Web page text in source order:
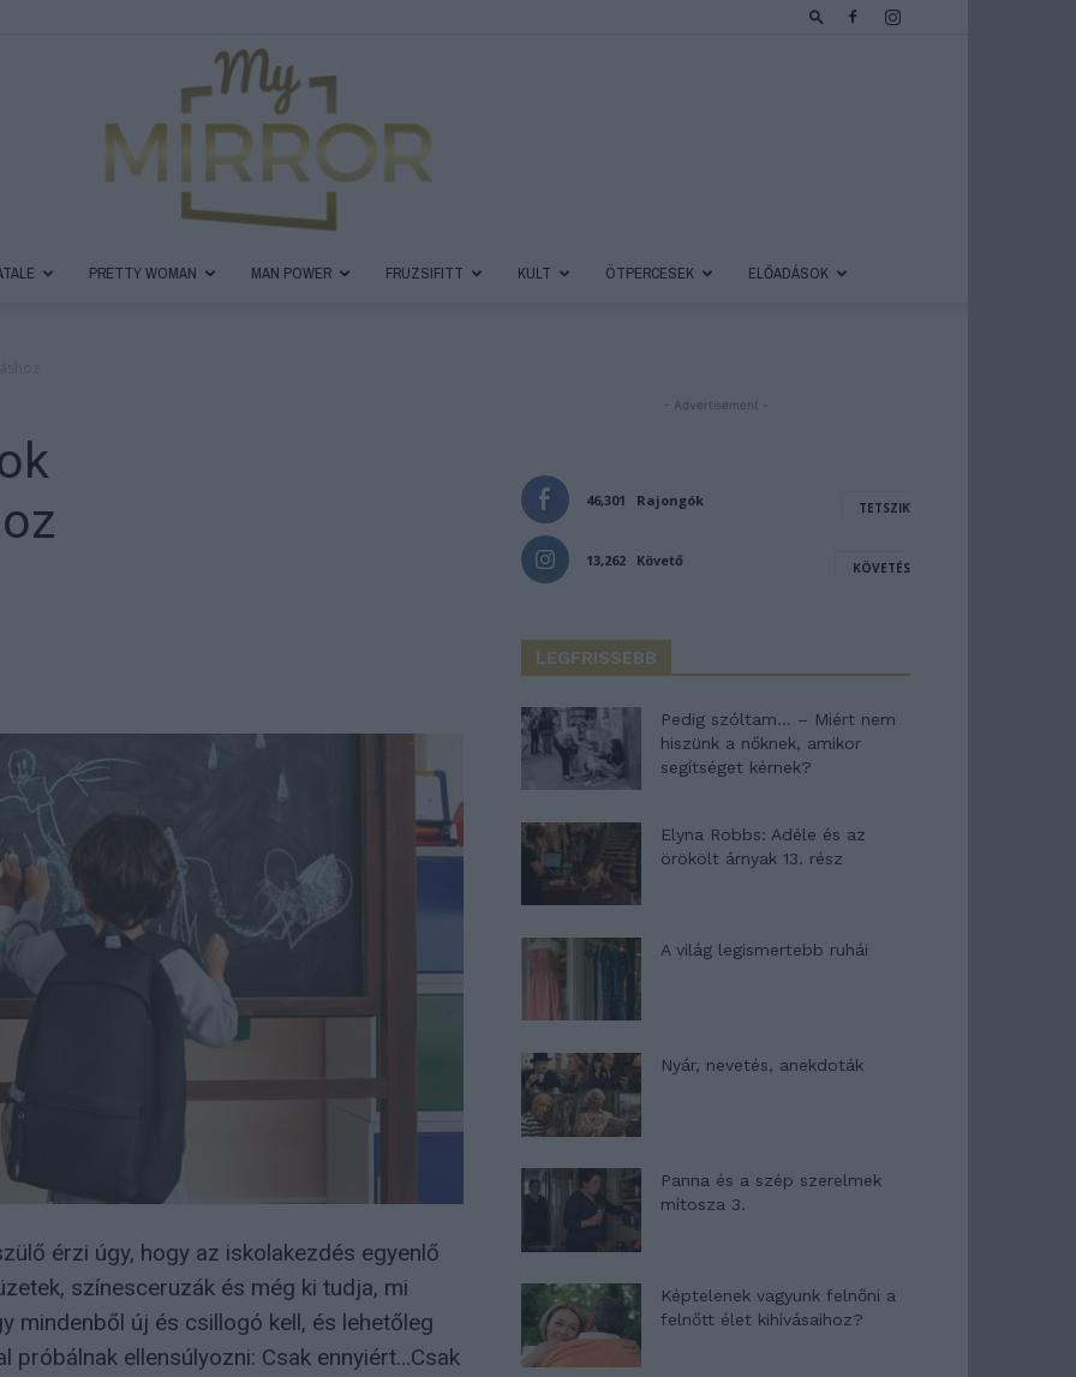
PRETTY WOMAN MAN POWER FRUZSIFITT KULT ÖTPERCESEK ELŐADÁSOK
érzi úgy, hogy az iskolakezdés egyenlő
színesceruzák és még ki tudja, mi
mindenből új és csillogó kell, és lehetőleg
próbálnak ellensúlyozni: Csak ennyiért…Csak
- Advertisement -
46,301 Rajongók TETSZIK
13,262 Követő KÖVETÉS
LEGFRISSEBB
Pedig szóltam… – Miért nem
hiszünk a nőknek, amikor
segítséget kérnek?
Elyna Robbs: Adéle és az
örökölt árnyak 13. rész
A világ legismertebb ruhái
Nyár, nevetés, anekdoták
Panna és a szép szerelmek
mítosza 3.
Képtelenek vagyunk felnőni a
felnőtt élet kihívásaihoz?